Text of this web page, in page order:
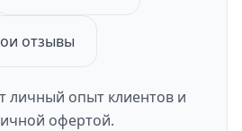
отзывы
личный опыт клиентов и
офертой.